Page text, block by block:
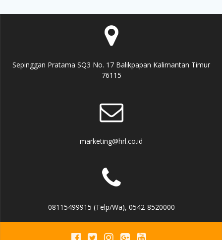
Sepinggan Pratama SQ3 No. 17 Balikpapan Kalimantan Timur
76115
marketing@hrl.co.id
08115499915 (Telp/Wa), 0542-8520000